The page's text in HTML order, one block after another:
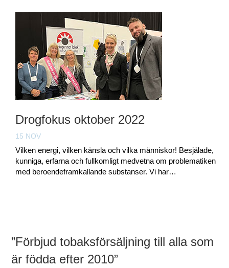
Drogfokus oktober 2022
15 NOV
Vilken energi, vilken känsla och vilka människor! Besjälade,
kunniga, erfarna och fullkomligt medvetna om problematiken
med beroendeframkallande substanser. Vi har…
”Förbjud tobaksförsäljning till alla som
är födda efter 2010”